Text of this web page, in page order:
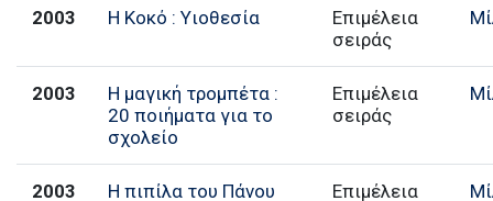
2003 Η Κοκό : Υιοθεσία
Επιμέλεια
σειράς
2003
Η μαγική τρομπέτα :
20 ποιήματα για το
σχολείο
Επιμέλεια
σειράς
2003 Η πιπίλα του Πάνου
Επιμέλεια